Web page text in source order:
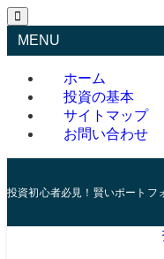
MENU
ホーム
投資の基本
サイトマップ
お問い合わせ
投資初心者必見！賢いポートフ